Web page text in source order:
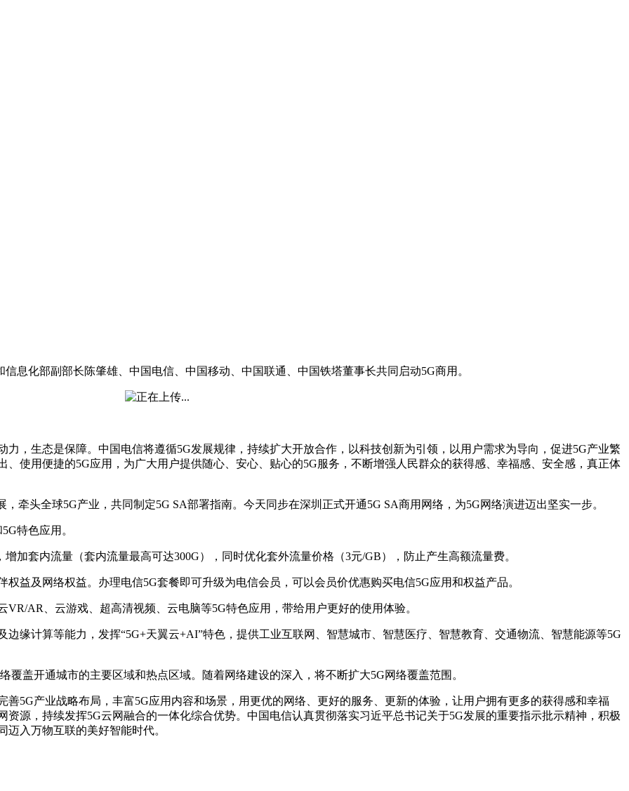
息化部副部长陈肇雄、中国电信、中国移动、中国联通、中国铁塔董事长共同启动5G商用。
，生态是保障。中国电信将遵循5G发展规律，持续扩大开放合作，以科技创新为引领，以用户需求为导向，促进5G产业繁
使用便捷的5G应用，为广大用户提供随心、安心、贴心的5G服务，不断增强人民群众的获得感、幸福感、安全感，真正体
牵头全球5G产业，共同制定5G SA部署指南。今天同步在深圳正式开通5G SA商用网络，为5G网络演进迈出坚实一步。
特色应用。
加套内流量（套内流量最高可达300G），同时优化套外流量价格（3元/GB），防止产生高额流量费。
益及网络权益。办理电信5G套餐即可升级为电信会员，可以会员价优惠购买电信5G应用和权益产品。
AR、云游戏、超高清视频、云电脑等5G特色应用，带给用户更好的使用体验。
缘计算等能力，发挥“5G+天翼云+AI”特色，提供工业互联网、智慧城市、智慧医疗、智慧教育、交通物流、智慧能源等5G
覆盖开通城市的主要区域和热点区域。随着网络建设的深入，将不断扩大5G网络覆盖范围。
5G产业战略布局，丰富5G应用内容和场景，用更优的网络、更好的服务、更新的体验，让用户拥有更多的获得感和幸福
源，持续发挥5G云网融合的一体化综合优势。中国电信认真贯彻落实习近平总书记关于5G发展的重要指示批示精神，积极
入万物互联的美好智能时代。